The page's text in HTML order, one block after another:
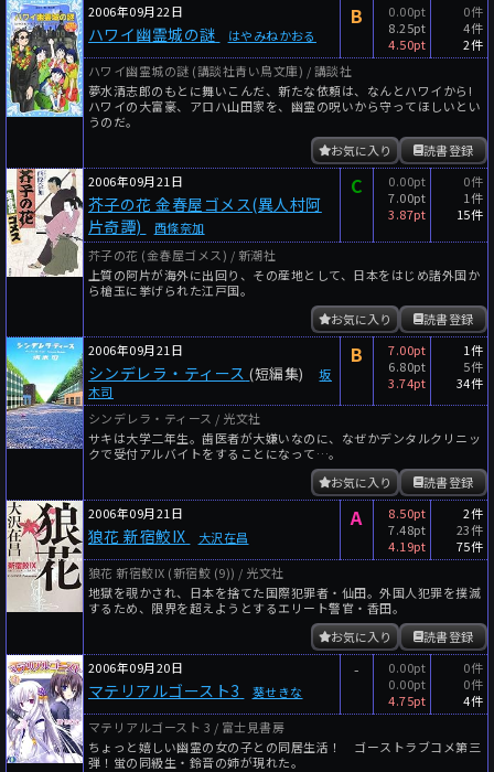
2006年09月22日
ハワイ幽霊城の謎 はやみねかおる
B
0.00pt
8.25pt
4.50pt
0件
4件
2件
ハワイ幽霊城の謎 (講談社青い鳥文庫) / 講談社
夢水清志郎のもとに舞いこんだ、新たな依頼は、なんとハワイから!
ハワイの大富豪、アロハ山田家を、幽霊の呪いから守ってほしいとい
うのだ。
読書登録
お気に入り
2006年09月21日
芥子の花 金春屋ゴメス(異人村阿
片奇譚)
西條奈加
C
0.00pt
7.00pt
3.87pt
0件
1件
15件
芥子の花 (金春屋ゴメス) / 新潮社
上質の阿片が海外に出回り、その産地として、日本をはじめ諸外国か
ら槍玉に挙げられた江戸国。
読書登録
お気に入り
2006年09月21日
シンデレラ・ティース (短編集)
坂
木司
B
7.00pt
6.80pt
3.74pt
1件
5件
34件
シンデレラ・ティース / 光文社
サキは大学二年生。歯医者が大嫌いなのに、なぜかデンタルクリニッ
クで受付アルバイトをすることになって…。
読書登録
お気に入り
2006年09月21日
狼花 新宿鮫IX 大沢在昌
A
8.50pt
7.48pt
4.19pt
2件
23件
75件
狼花 新宿鮫IX (新宿鮫 (9)) / 光文社
地獄を覗かされ、日本を捨てた国際犯罪者・仙田。外国人犯罪を撲滅
するため、限界を超えようとするエリート警官・香田。
読書登録
お気に入り
2006年09月20日
マテリアルゴースト3 葵せきな
-
0.00pt
0.00pt
4.75pt
0件
0件
4件
マテリアルゴースト 3 / 富士見書房
ちょっと嬉しい幽霊の女の子との同居生活！ ゴーストラブコメ第三
弾！蛍の同級生・鈴音の姉が現れた。